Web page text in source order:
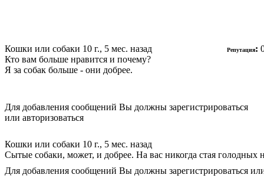
Кошки или собаки 10 г., 5 мес. назад Репутация:
Кто вам больше нравится и почему?
Я за собак больше - они добрее.
Для добавления сообщений Вы должны зарегистрироваться
или авторизоваться
Кошки или собаки 10 г., 5 мес. назад
Сытые собаки, может, и добрее. На вас никогда стая голодных
Для добавления сообщений Вы должны зарегистрироваться или